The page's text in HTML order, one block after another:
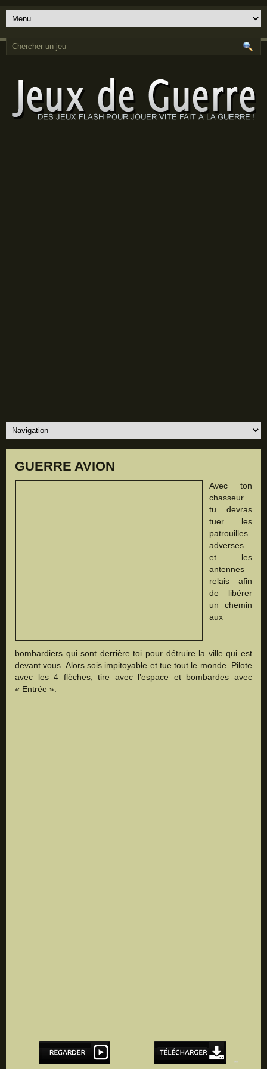
GUERRE AVION
Avec ton
chasseur
tu devras
tuer les
patrouilles
adverses
et les
antennes
relais afin
de libérer
un chemin
aux
bombardiers qui sont derrière toi pour détruire la ville qui est
devant vous. Alors sois impitoyable et tue tout le monde. Pilote
avec les 4 flèches, tire avec l’espace et bombardes avec
« Entrée ».